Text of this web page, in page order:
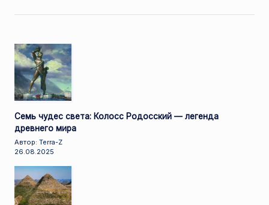
Семь чудес света: Колосс Родосский — легенда
древнего мира
Автор: Terra-Z
26.08.2025